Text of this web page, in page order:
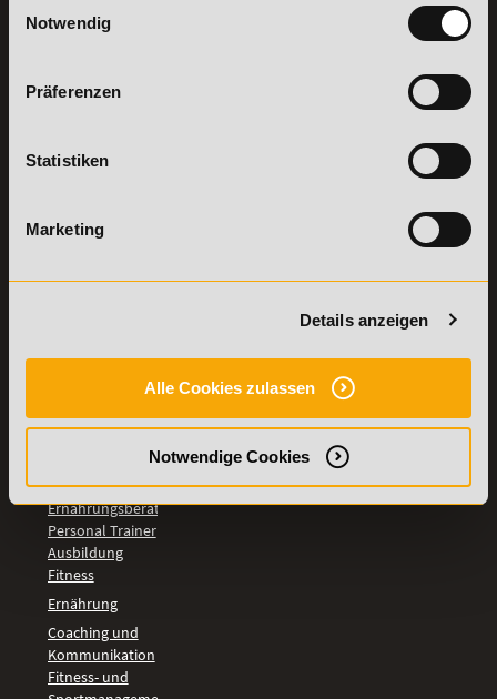
Notwendig
Präferenzen
Statistiken
Marketing
Details anzeigen
Alle Cookies zulassen
Notwendige Cookies
Montag bis Donnerstag: 8:00 - 19:00 Uhr
der Academy of
Weiterbildungen
LEHRGÄNGE
Fitnesstrainer A-
Fernlehrgang
Ernährungsberater
Personal Trainer
Personal Coach
werden
Mentaltrainer
Motivationstrainer
BILDUNGSBEREICHE
Fernlehrgang
Ernährungsberater
Personal Trainer
Ausbildung
Fitness
Ernährung
Coaching und
Kommunikation
Fitness- und